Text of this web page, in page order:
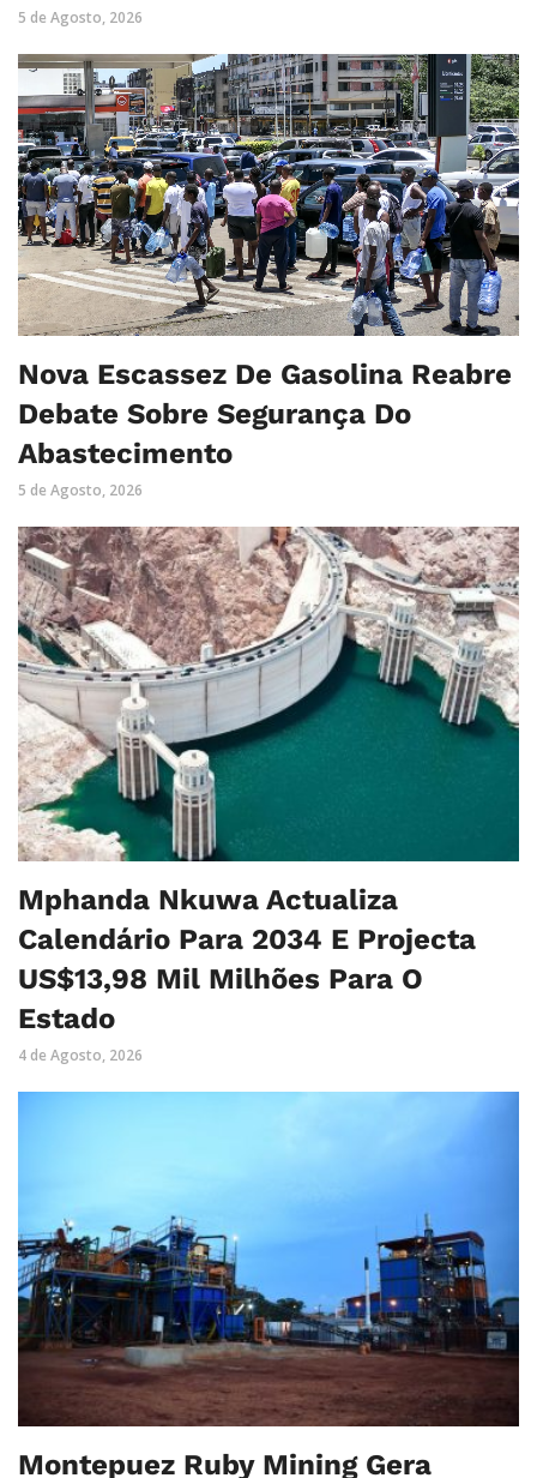
5 de Agosto, 2026
Nova Escassez De Gasolina Reabre
Debate Sobre Segurança Do
Abastecimento
5 de Agosto, 2026
Mphanda Nkuwa Actualiza
Calendário Para 2034 E Projecta
US$13,98 Mil Milhões Para O
Estado
4 de Agosto, 2026
Montepuez Ruby Mining Gera